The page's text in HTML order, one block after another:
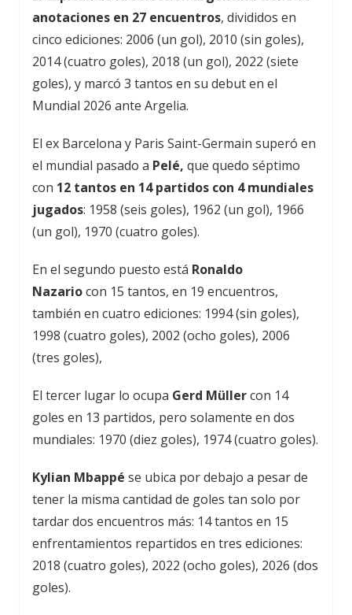
anotaciones en 27 encuentros, divididos en
cinco ediciones: 2006 (un gol), 2010 (sin goles),
2014 (cuatro goles), 2018 (un gol), 2022 (siete
goles), y marcó 3 tantos en su debut en el
Mundial 2026 ante Argelia.
El ex Barcelona y Paris Saint-Germain superó en
el mundial pasado a Pelé, que quedo séptimo
con 12 tantos en 14 partidos con 4 mundiales
jugados: 1958 (seis goles), 1962 (un gol), 1966
(un gol), 1970 (cuatro goles).
En el segundo puesto está Ronaldo
Nazariocon 15 tantos, en 19 encuentros,
también en cuatro ediciones: 1994 (sin goles),
1998 (cuatro goles), 2002 (ocho goles), 2006
(tres goles),
El tercer lugar lo ocupa Gerd Müllercon 14
goles en 13 partidos, pero solamente en dos
mundiales: 1970 (diez goles), 1974 (cuatro goles).
Kylian Mbappé se ubica por debajo a pesar de
tener la misma cantidad de goles tan solo por
tardar dos encuentros más: 14 tantos en 15
enfrentamientos repartidos en tres ediciones:
2018 (cuatro goles), 2022 (ocho goles), 2026 (dos
goles).